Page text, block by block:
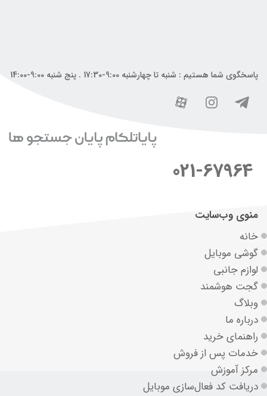
پاسخگوی شما هستیم : شنبه تا چهارشنبه 9:00-17:30 . پنج شنبه 9:00-14:00
021-67964
منوی وب‌سایت
خانه
گوشی موبایل
لوازم جانبی
گجت هوشمند
وبلاگ
درباره ما
راهنمای خرید
خدمات پس از فروش
مرکز آموزش
دریافت کد فعال‌سازی موبایل